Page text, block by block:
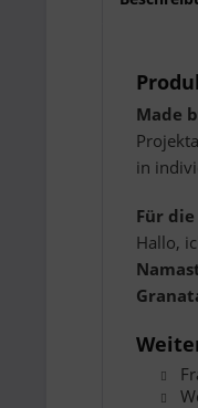
Made
in
Für
Hallo,